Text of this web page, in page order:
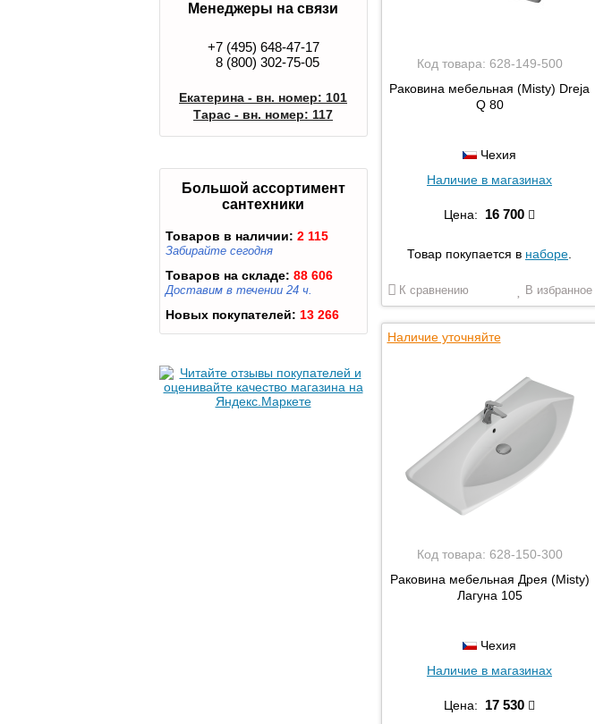
Менеджеры на связи
+7 (495) 648-47-17
8 (800) 302-75-05
Екатерина - вн. номер: 101
Тарас - вн. номер: 117
Большой ассортимент
сантехники
Товаров в наличии: 2 115
Забирайте сегодня
Товаров на складе: 88 606
Доставим в течении 24 ч.
Новых покупателей: 13 266
Код товара: 628-149-500
Раковина мебельная (Misty) Dreja
Q 80
Чехия
Наличие в магазинах
Цена: 16 700
Товар покупается в наборе
К сравнению В избранное
Наличие уточняйте
Код товара: 628-150-300
Раковина мебельная Дрея (Misty)
Лагуна 105
Чехия
Наличие в магазинах
Цена: 17 530